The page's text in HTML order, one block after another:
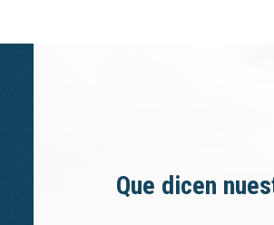
Que dicen